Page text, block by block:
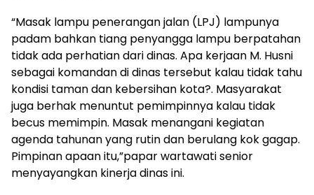
“Masak lampu penerangan jalan (LPJ) lampunya
padam bahkan tiang penyangga lampu berpatahan
tidak ada perhatian dari dinas. Apa kerjaan M. Husni
sebagai komandan di dinas tersebut kalau tidak tahu
kondisi taman dan kebersihan kota?. Masyarakat
juga berhak menuntut pemimpinnya kalau tidak
becus memimpin. Masak menangani kegiatan
agenda tahunan yang rutin dan berulang kok gagap.
Pimpinan apaan itu,”papar wartawati senior
menyayangkan kinerja dinas ini.